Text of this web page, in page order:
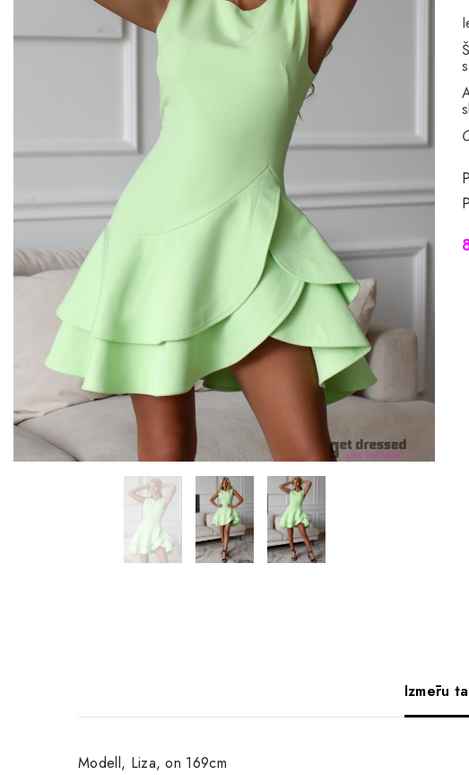
Midi kleitas
Maxi kleitas
Skater kleitas
Mini kleitas
Adīt kleitas
Izmēru
Modell, Liza, on 169cm